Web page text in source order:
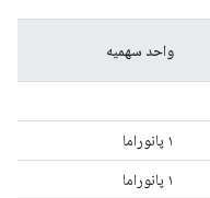
واحد سهمیه
۱ پانوراما
۱ پانوراما